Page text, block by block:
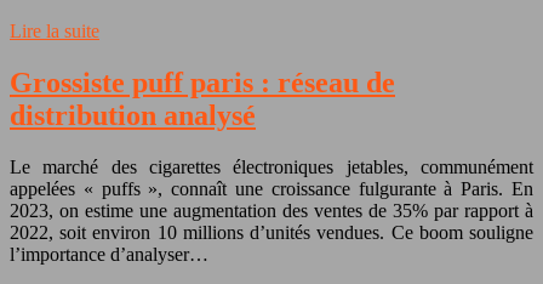
Lire la suite
Grossiste puff paris : réseau de
distribution analysé
Le marché des cigarettes électroniques jetables, communément
appelées « puffs », connaît une croissance fulgurante à Paris. En
2023, on estime une augmentation des ventes de 35% par rapport à
2022, soit environ 10 millions d’unités vendues. Ce boom souligne
l’importance d’analyser…